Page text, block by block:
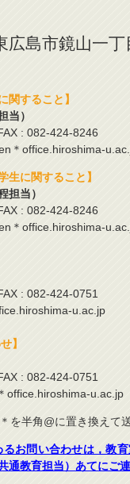
島市鏡山一丁
関すること】
当）
: 082-424-8246
＊office.hiroshima-
生に関すること】
担当）
: 082-424-8246
＊office.hiroshima-
: 082-424-0751
u.ac.jp
】
: 082-424-0751
office.hiroshima-u.ac.jp
を半角@に置き換えて
お問い合わせは，教
通教育担当）あてにご連